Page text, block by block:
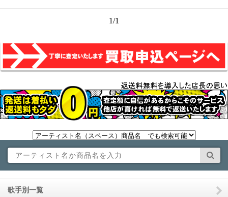
1/1
歌手別一覧